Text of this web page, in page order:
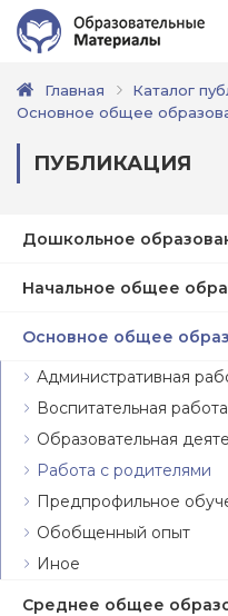
Главная
Каталог
Основное общее
ПУБЛИКАЦИЯ
Дошкольное
Начальное общее
Основное общее
Административная
Воспитательная работа
Образовательная
Работа с родителями
Предпрофильное
Обобщенный опыт
Иное
Среднее общее